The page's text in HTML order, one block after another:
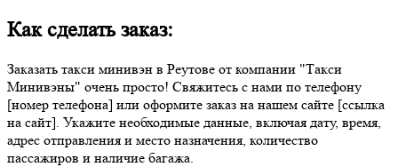
Как сделать заказ:
Заказать такси минивэн в Реутове от компании "Такси
Минивэны" очень просто! Свяжитесь с нами по телефону
[номер телефона] или оформите заказ на нашем сайте [ссылка
на сайт]. Укажите необходимые данные, включая дату, время,
адрес отправления и место назначения, количество
пассажиров и наличие багажа.